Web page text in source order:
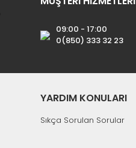
09:00 - 17:00
0(850) 333 32 23
YARDIM KONULARI
Sıkça Sorulan Sorular